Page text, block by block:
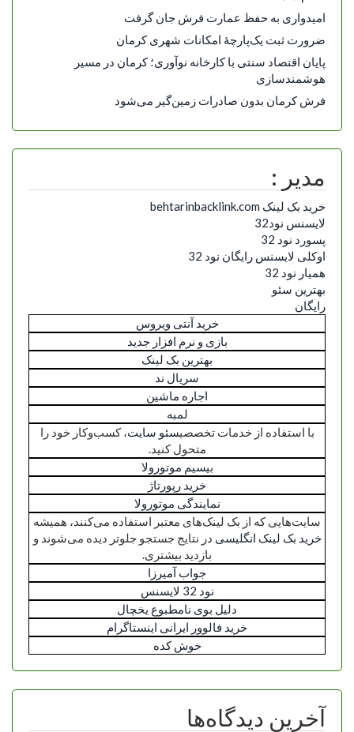
امیدواری به حفظ عمارت فرش جان گرفت
ضرورت ثبت یک‌پارچۀ امکانات شهری کرمان
پایان اقتصاد سنتی با کارخانه نوآوری؛ کرمان در مسیر
هوشمندسازی
فرش کرمان بدون صادرات زمین‌گیر می‌شود
مدیر :
خرید بک لینک behtarinbacklink.com
لایسنس نود32
پسورد نود 32
اوکلی لایسنس رایگان نود 32
همیار نود 32
بهترین سئو
رایگان
خرید آنتی ویروس
بازی و نرم افزار جدید
بهترین بک لینک
سریال ند
اجاره ماشین
لمبه
با استفاده از خدمات تخصصیسئو سایت، کسب‌وکار خود را
متحول کنید.
بیسیم موتورولا
خرید رپورتاژ
نمایندگی موتورولا
سایت‌هایی که از بک لینک‌های معتبر استفاده می‌کنند، همیشه
خرید بک لینک انگلیسی در نتایج جستجو جلوتر دیده می‌شوند و
بازدید بیشتری.
جواب آمیرزا
نود 32 لایسنس
دلیل بوی نامطبوع یخچال
خرید فالوور ایرانی اینستاگرام
خوش کده
آخرین دیدگاه‌ها